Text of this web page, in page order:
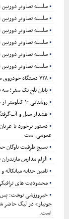
سلسله تصاویر
سلسله تصاویر
سلسله تصاویر
سلسله تصاویر
سلسله تصاویر
سلسله تصاویر
۷۲۸ دستگاه خودروی سواری وارداتی از بندر امیرآباد ترخیص شد
پایان تلخ یک سفر؛
روشنایی ۱۰ کیلومتر از جاده‌های مازندران
هشدار سیل و
دستور برخورد با
عمومی است
بسیج ظرفیت ناوگان
الزام مدارس
تامین حقابه
محدودیت های
خبرورزشی نوشت: پس
جویبار» در لیگ حاضر
است.